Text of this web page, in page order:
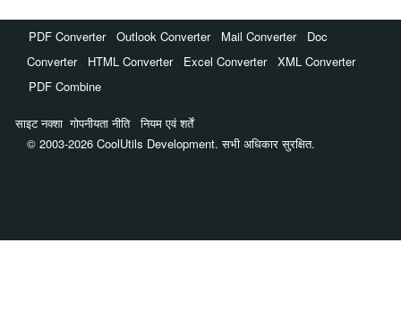
PDF Converter Outlook Converter Mail Converter
Doc
Converter
HTML Converter Excel Converter XML Converter
PDF Combine
साइट नक्शा गोपनीयता नीति
नियम एवं शर्तें
© 2003-2026 CoolUtils Development. सभी अधिकार सुरक्षित.